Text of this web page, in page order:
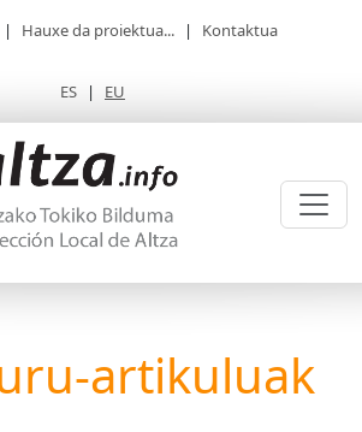
| Hauxe da proiektua... | Kontaktua
ES | EU
artikuluak